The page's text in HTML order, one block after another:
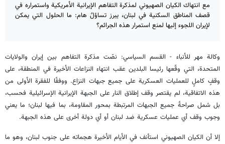
مع انتهاك الكيان الصهيوني لمذكرة التفاهم الإيرانية الأمريكية واستمراره في
قصف المناطق السكنية في لبنان، يبرز تساؤلٌ هام: ما الحلول التي يمكن
لإيران اللجوء إليها لمنع استمرار هذه الجرائم؟
وكالة مهر للأنباء - القسم السياسي: نصّت مذكرة التفاهم بين إيران والولايات
المتحدة، التي وقّعها رئيسا البلدين عقب انتهاء النزاعات الأخيرة في المنطقة، على
وقفٍ كاملٍ للعمليات العسكرية على جميع جبهات النزاع. ووفقًا للفقرة الأولى من
هذه الاتفاقية، لم يقتصر وقف إطلاق النار على الجبهة الإيرانية الإسرائيلية فحسب،
بل شمل صراحةً جميع الجبهات المرتبطة بمحور المقاومة، بما فيها لبنان؛ ما يعني
وجوب وقف أي عمليات عسكرية ضد لبنان أو أي دولة أخرى على هذه الجبهة.
إلا أن الكيان الصهيوني استأنف في الأيام الأخيرة هجماته على جنوب لبنان، وهو ما